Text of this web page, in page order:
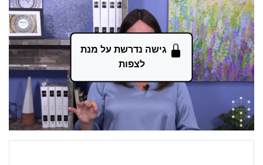
גישה נדרשת על מנת
לצפות